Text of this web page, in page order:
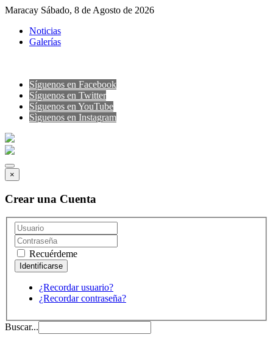
Maracay Sábado, 8 de Agosto de 2026
Noticias
Galerías
Síguenos en Facebook
Síguenos en Twitter
Síguenos en YouTube
Sìguenos en Instagram
×
Crear una Cuenta
Recuérdeme
¿Recordar usuario?
¿Recordar contraseña?
Buscar...